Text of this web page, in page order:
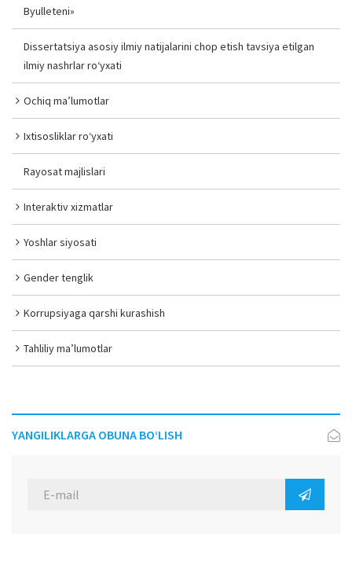
Byulleteni»
Dissertatsiya asosiy ilmiy natijalarini chop etish tavsiya etilgan
ilmiy nashrlar ro‘yxati
Ochiq ma’lumotlar
Ixtisosliklar ro‘yxati
Rayosat majlislari
Interaktiv xizmatlar
Yoshlar siyosati
Gender tenglik
Korrupsiyaga qarshi kurashish
Tahliliy ma’lumotlar
YANGILIKLARGA OBUNA BO‘LISH